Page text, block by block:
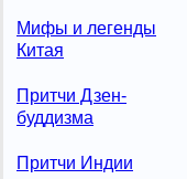
Мифы и легенды
Китая
Притчи Дзен-
буддизма
Притчи Индии